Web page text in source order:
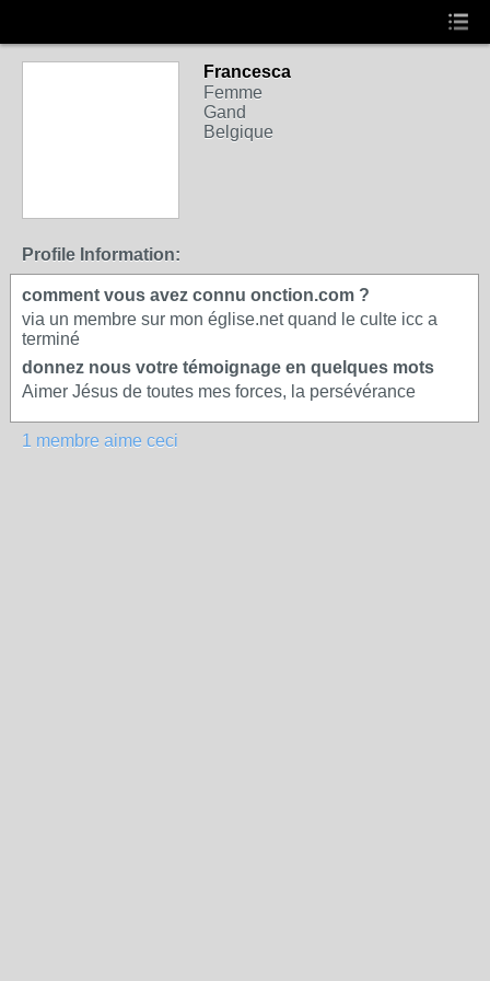
Francesca
Femme
Gand
Belgique
Profile Information:
comment vous avez connu onction.com ?
via un membre sur mon église.net quand le culte icc a
terminé
donnez nous votre témoignage en quelques mots
Aimer Jésus de toutes mes forces, la persévérance
1 membre aime ceci